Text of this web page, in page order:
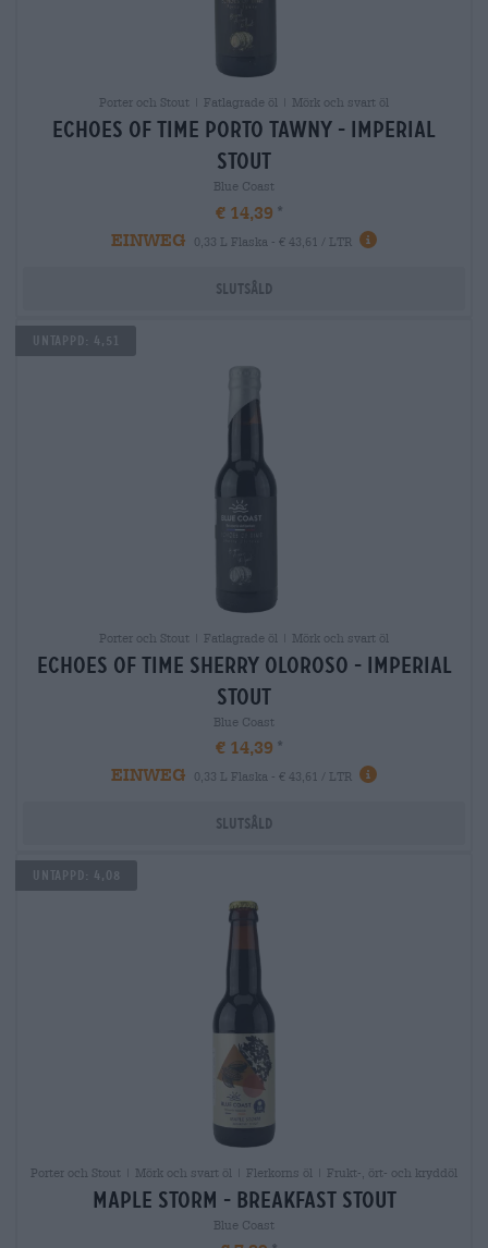
Porter och Stout | Fatlagrade öl | Mörk och svart öl
echoes of time porto tawny - imperial
stout
Blue Coast
€ 14,39
EINWEG
0,33 L Flaska - € 43,61 / LTR
Slutsåld
Untappd: 4,51
Porter och Stout | Fatlagrade öl | Mörk och svart öl
echoes of time sherry oloroso - imperial
stout
Blue Coast
€ 14,39
EINWEG
0,33 L Flaska - € 43,61 / LTR
Slutsåld
Untappd: 4,08
Porter och Stout | Mörk och svart öl | Flerkorns öl | Frukt-, ört- och kryddöl
maple storm - breakfast stout
Blue Coast